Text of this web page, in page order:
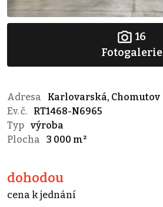
16
Fotogalerie
Adresa
Karlovarská, Chomutov
Ev. č.
RT1468-N6965
Typ výroba
Plocha
3 000 m²
dohodou
cena k jednání